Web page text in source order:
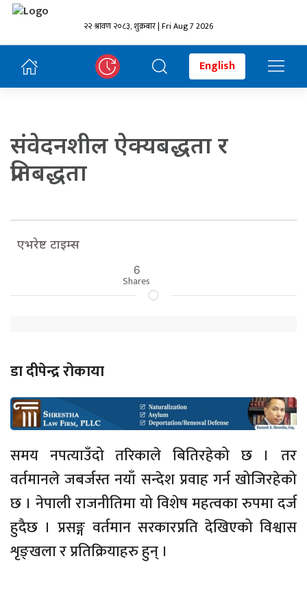
२२ श्रावण २०८३, शुक्रबार | Fri Aug 7 2026
English
संवेदनशील ऐक्यबद्धता र
प्रतिबद्धता
एभरेष्ट टाइम्स
6
Shares
डा दीपेन्द्र रोकाया
समय नपत्याउँदो तरिकाले बितिरहेको छ । तर
वर्तमानले जबर्जस्त नयाँ सन्देश प्रवाह गर्न खोजिरहेको
छ । नेपाली राजनीतिमा यो विशेष महत्वका रुपमा दर्ज
हुदैछ । प्रसङ्ग वर्तमान सरकारप्रति देखिएको विश्वास
शृङ्खला र प्रतिक्रियाहरु हुन् ।